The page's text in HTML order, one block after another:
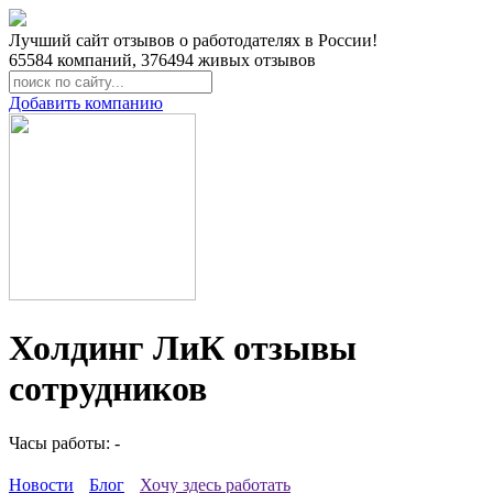
Лучший сайт отзывов о работодателях в России!
65584 компаний, 376494 живых отзывов
Добавить компанию
Холдинг ЛиК отзывы
сотрудников
Часы работы: -
Новости Блог Хочу здесь работать